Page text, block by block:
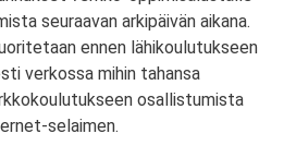
seuraavan arkipäivän aikana.
ennen lähikoulutukseen
verkossa mihin tahansa
osallistumista
selaimen.